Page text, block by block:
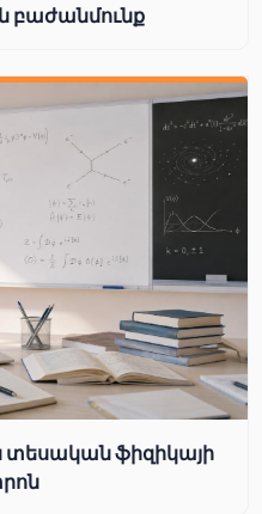
բաժանմունք
ֆիզիկայի